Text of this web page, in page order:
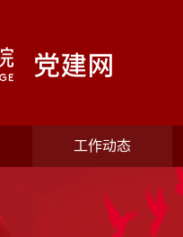
工作动态